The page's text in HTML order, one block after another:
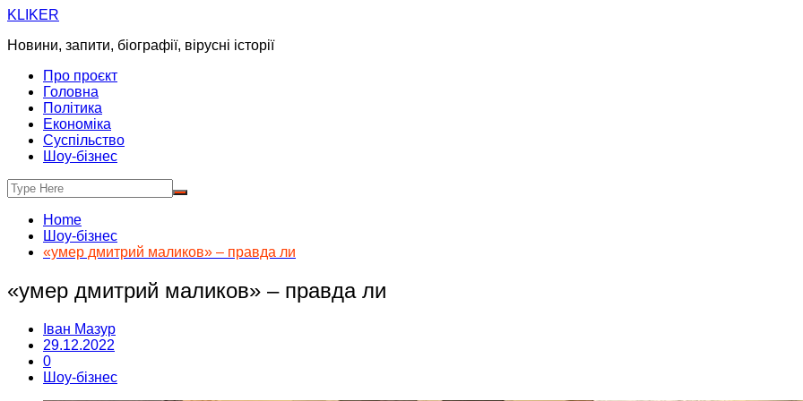
Skip
content
KLIKER
Новини, запити, біографії, вірусні історії
Про проєкт
Головна
Політика
Економіка
Суспільство
Шоу-бізнес
Home
Шоу-бізнес
«умер дмитрий маликов» – правда ли
«умер дмитрий маликов» – правда ли
Іван Мазур
29.12.2022
0
Шоу-бізнес